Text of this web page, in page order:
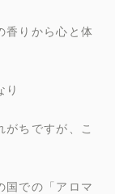
香りから心と体
り
がちですが、こ
国での「アロマ